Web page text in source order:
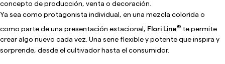
concepto de producción, venta o decoración.
Ya sea como protagonista individual, en una mezcla colorida o
como parte de una presentación estacional, Flori Line® te permite
crear algo nuevo cada vez. Una serie flexible y potente que inspira y
sorprende, desde el cultivador hasta el consumidor.